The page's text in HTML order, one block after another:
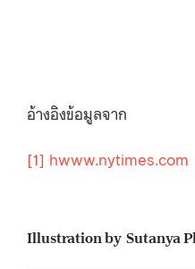
อ้างอิงข้อมูลจาก
[1] hwww.nytimes.com
Illustration by Sutanya